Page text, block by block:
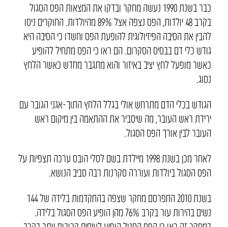
כבר בשנת 1990 נעשה מחקר ובדקו את המצאות הפס הסגול
בקרב 48 יולדות, הפס נצפה אצל 89% מהיולדות. החוקרים ניסו
להבין את הסיבה הפיזיולוגית להופעת הפס וחשדו כי הסיבה היא
גודש כלי דם בבסיס הסקרום. הם ראו כי הפס מתחיל להופיע
כאשר מופעל לחץ יציב באיזור והוא מתגבר מחדש כאשר הלחץ
נסוג.
הגודש בכלי הדם מתרחש אולי בגלל הלחץ התוך-אגני הגובר עם
ירידת ראש העובר, מה שיסביר את ההתאמה בין מיקום ראש
העובר לבין אורך הפס הסגול.
לאחר מכן בשנת 1998 מיילדת בשם לסלי הובס ערכה תצפיות על
הפס הסגול ביולדות ועוררה סקרנות רבה סביב הנושא.
בשנת 2010 התפרסם מחקר שצפה בהתקדמות בלידה של 144
נשים בהירות עור בקרב 76% מהן הופיע הפס הסגול בלידה.